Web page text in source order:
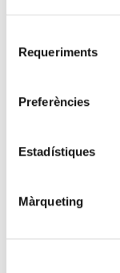
Requeriments
Preferències
Estadístiques
Màrqueting
Española
Cáritas
en Nepal
ayuda a las
450.000
en la